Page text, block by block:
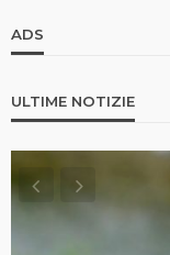
ADS
ULTIME NOTIZIE